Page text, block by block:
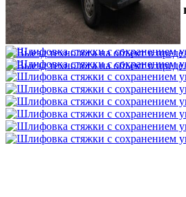
Выезд технолога на объект
3 500 ₽